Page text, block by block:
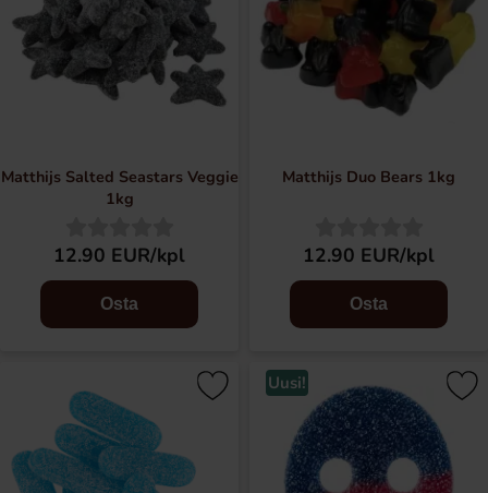
Matthijs Salted Seastars Veggie
1kg
12.90 EUR/kpl
Osta
Matthijs Duo Bears 1kg
12.90 EUR/kpl
Osta
Uusi!